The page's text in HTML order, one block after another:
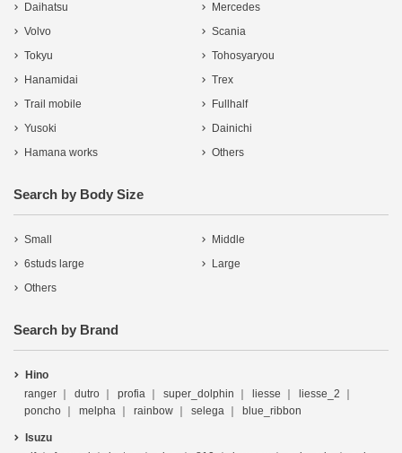
Daihatsu
Mercedes
Volvo
Scania
Tokyu
Tohosyaryou
Hanamidai
Trex
Trail mobile
Fullhalf
Yusoki
Dainichi
Hamana works
Others
Search by Body Size
Small
Middle
6studs large
Large
Others
Search by Brand
Hino
ranger
dutro profia super_dolphin liesse
liesse_2
poncho
melpha rainbow selega blue_ribbon
Isuzu